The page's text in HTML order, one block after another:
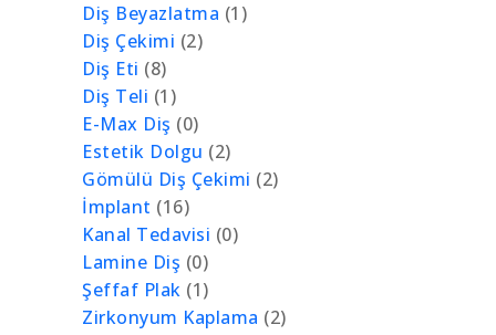
Diş Beyazlatma (1)
Diş Çekimi (2)
Diş Eti (8)
Diş Teli (1)
E-Max Diş (0)
Estetik Dolgu (2)
Gömülü Diş Çekimi (2)
İmplant (16)
Kanal Tedavisi (0)
Lamine Diş (0)
Şeffaf Plak (1)
Zirkonyum Kaplama (2)